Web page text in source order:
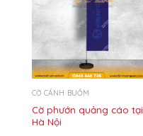
CỜ CÁNH BUỒM
Cờ phướn quảng cáo tại
Hà Nội